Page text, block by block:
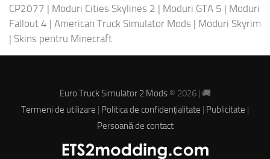
CP2077 | Moduri Cities Skylines 2 | Moduri GTA 5 | Moduri
Fallout 4 | American Truck Simulator Mods | Moduri Skyrim
| Skins pentru Minecraft
Euro Truck Simulator 2 Mods© 2026 | 🚚
Termeni de utilizare | Politica de confidențialitate | Publicitate |
Persoană de contact